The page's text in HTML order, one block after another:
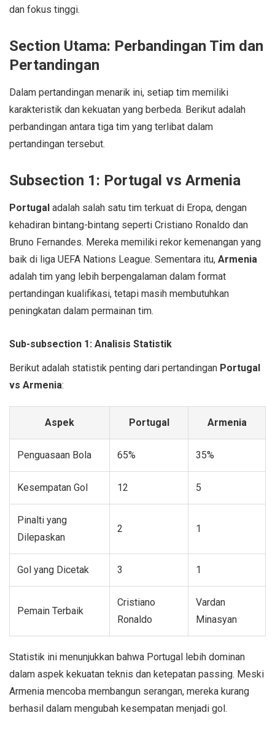
dan fokus tinggi.
Section Utama: Perbandingan Tim dan
Pertandingan
Dalam pertandingan menarik ini, setiap tim memiliki
karakteristik dan kekuatan yang berbeda. Berikut adalah
perbandingan antara tiga tim yang terlibat dalam
pertandingan tersebut.
Subsection 1: Portugal vs Armenia
Portugal adalah salah satu tim terkuat di Eropa, dengan
kehadiran bintang-bintang seperti Cristiano Ronaldo dan
Bruno Fernandes. Mereka memiliki rekor kemenangan yang
baik di liga UEFA Nations League. Sementara itu, Armenia
adalah tim yang lebih berpengalaman dalam format
pertandingan kualifikasi, tetapi masih membutuhkan
peningkatan dalam permainan tim.
Sub-subsection 1: Analisis Statistik
Berikut adalah statistik penting dari pertandingan Portugal
vs Armenia:
Aspek Portugal Armenia
Penguasaan Bola 65% 35%
Kesempatan Gol 12 5
Pinalti yang
Dilepaskan
2 1
Gol yang Dicetak 3 1
Pemain Terbaik
Cristiano
Ronaldo
Vardan
Minasyan
Statistik ini menunjukkan bahwa Portugal lebih dominan
dalam aspek kekuatan teknis dan ketepatan passing. Meski
Armenia mencoba membangun serangan, mereka kurang
berhasil dalam mengubah kesempatan menjadi gol.